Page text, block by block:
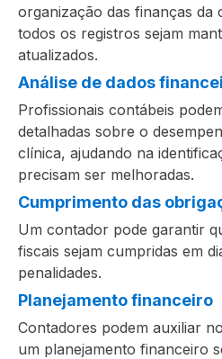
organização das finanças da
todos os registros sejam
atualizados.
Análise de dados
Profissionais contábeis
detalhadas sobre o
clínica, ajudando na
precisam ser melhoradas.
Cumprimento das
Um contador pode garantir
fiscais sejam cumpridas em
penalidades.
Planejamento financeiro
Contadores podem auxiliar
um planejamento financeiro